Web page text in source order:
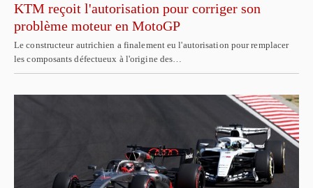
KTM reçoit l'autorisation pour corriger son
problème moteur en MotoGP
Le constructeur autrichien a finalement eu l'autorisation pour remplacer
les composants défectueux à l'origine des…